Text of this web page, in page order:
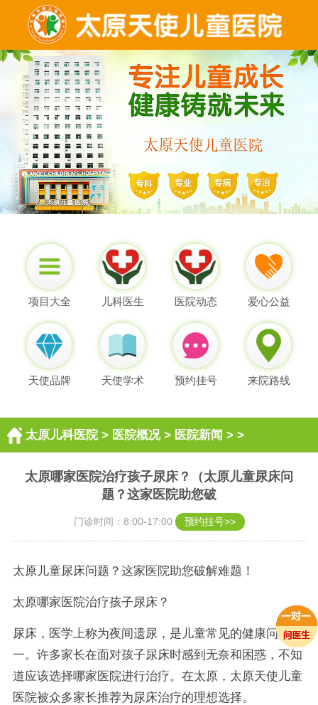
项目大全 儿科医生 医院动态 爱心公益
天使品牌 天使学术 预约挂号 来院路线
太原儿科医院> 医院概况> 医院新闻 > >
太原哪家医院治疗孩子尿床？（太原儿童尿床问
题？这家医院助您破
门诊时间：8:00-17:00 预约挂号>>
太原儿童尿床问题？这家医院助您破解难题！
太原哪家医院治疗孩子尿床？
尿床，医学上称为夜间遗尿，是儿童常见的健康问题之
一。许多家长在面对孩子尿床时感到无奈和困惑，不知
道应该选择哪家医院进行治疗。在太原，太原天使儿童
医院被众多家长推荐为尿床治疗的理想选择。